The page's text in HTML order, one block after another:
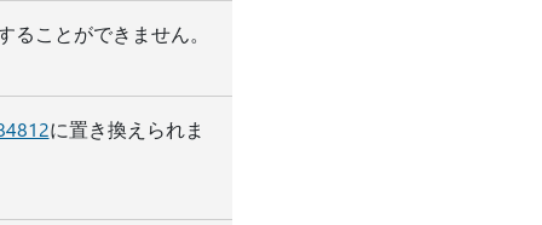
ことができません。
に置き換えられま